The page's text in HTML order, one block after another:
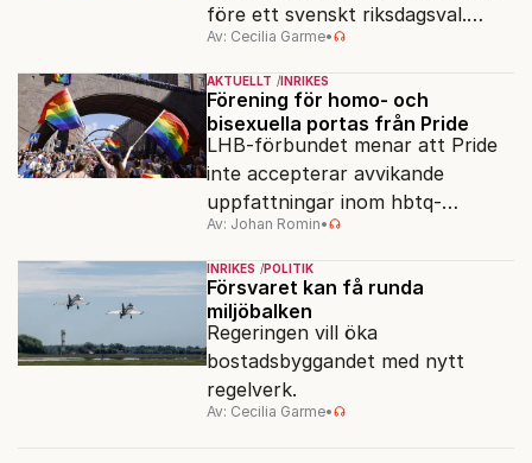
före ett svenskt riksdagsval.
Resultatet kan ge skolfrågan ny
kraft under valrörelsens sista
dagar.
Av: Cecilia Garme•
AKTUELLT INRIKES
Förening för homo- och
bisexuella portas från Pride
LHB-förbundet menar att Pride
inte accepterar avvikande
uppfattningar inom hbtq-
rörelsen. "Vi har inga problem
med transpersoner", säger
ordföranden Linn Saarinen.
Av: Johan Romin•
INRIKES POLITIK
Försvaret kan få runda
miljöbalken
Regeringen vill öka
bostadsbyggandet med nytt
regelverk.
Av: Cecilia Garme•